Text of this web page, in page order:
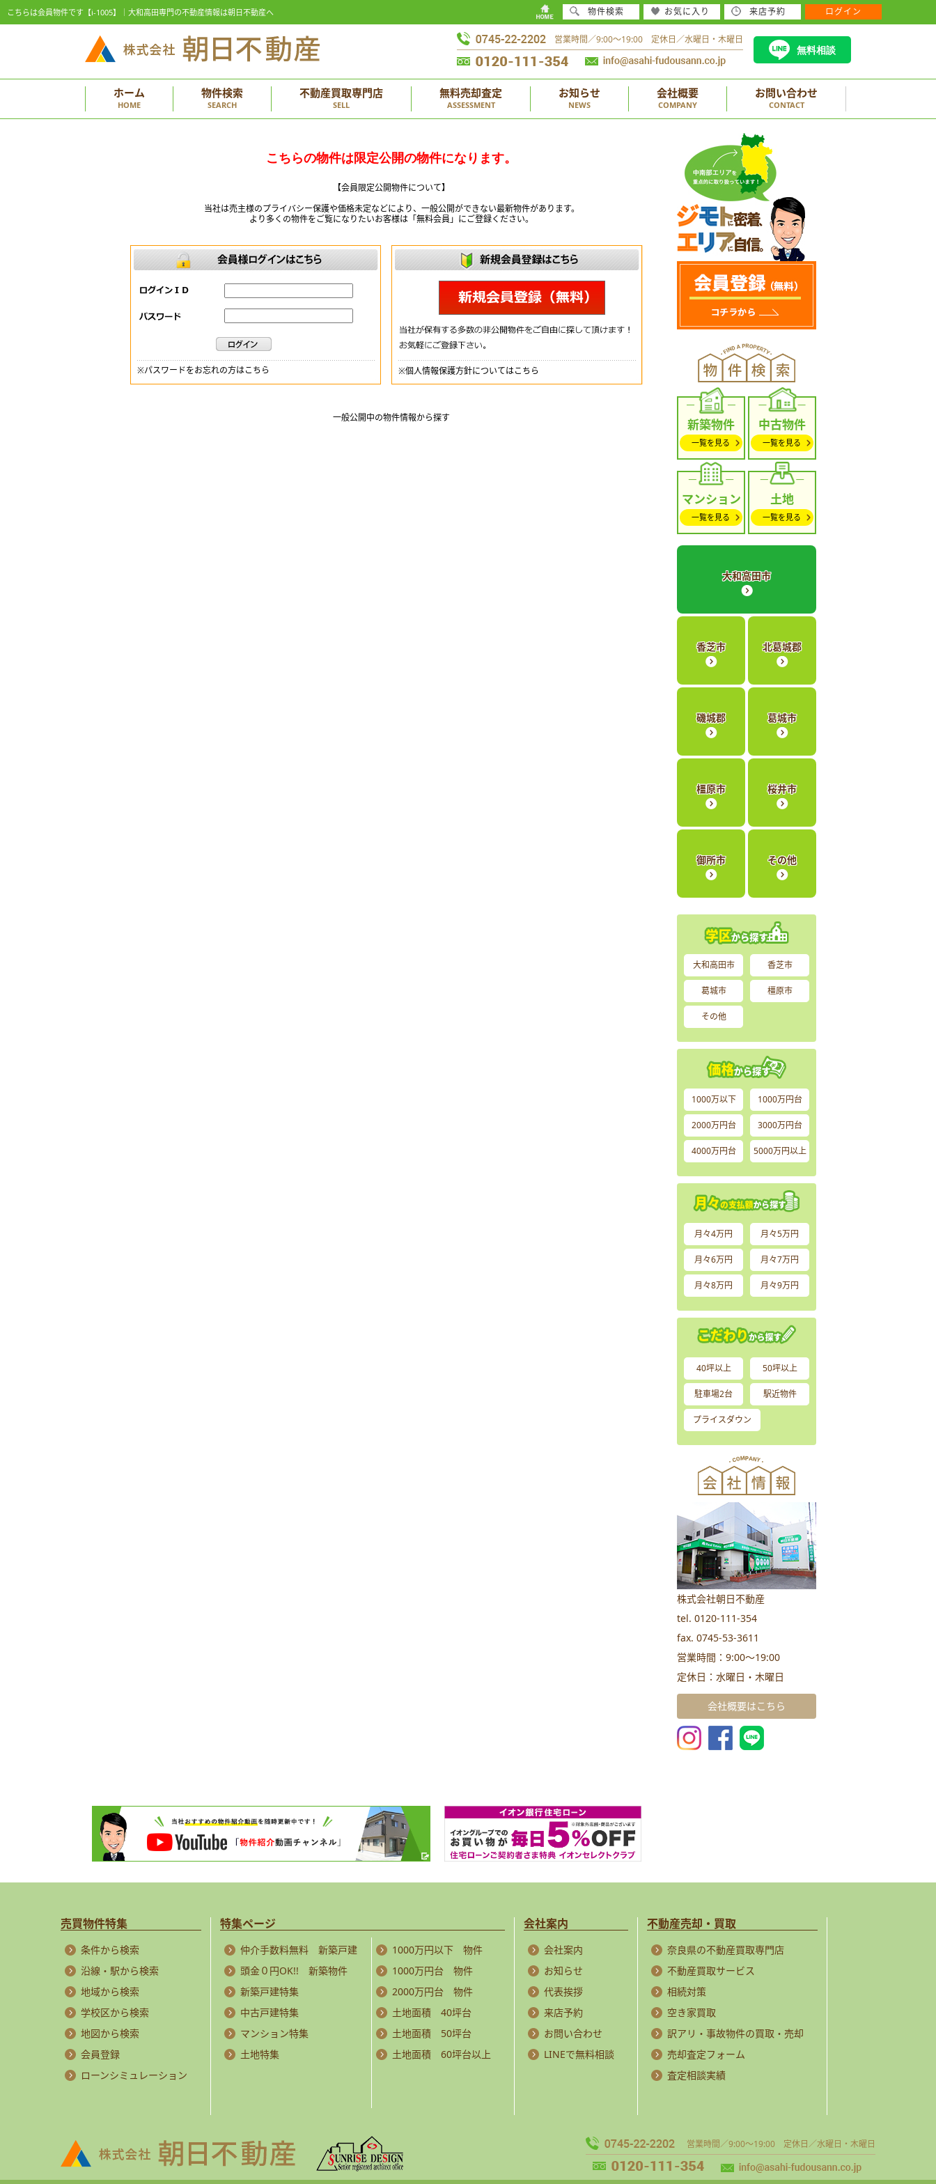
こちらは会員物件です【i-1005】｜大和高田専門の不動産情報は朝日不動産へ
営業時間／9:00～19:00 定休日／水曜日・木曜日
無料相談
ホーム
HOME
物件検索
SEARCH
不動産買取専門店
SELL
無料売却査定
ASSESSMENT
お知らせ
NEWS
会社概要
COMPANY
お問い合わせ
CONTACT
こちらの物件は限定公開の物件になります。
【会員限定公開物件について】
当社は売主様のプライバシー保護や価格未定などにより、一般公開ができない最新物件があります。
より多くの物件をご覧になりたいお客様は「無料会員」にご登録ください。
※パスワードをお忘れの方はこちら ※個人情報保護方針についてはこちら
一般公開中の物件情報から探す 新築物件
一覧を見る
中古物件
一覧を見る
マンション
一覧を見る
土地
一覧を見る
大和高田市
香芝市 北葛城郡
磯城郡 葛城市
橿原市 桜井市
御所市 その他
大和高田市 香芝市
葛城市 橿原市
その他
1000万以下 1000万円台
2000万円台 3000万円台
4000万円台 5000万円以上
月々4万円 月々5万円
月々6万円 月々7万円
月々8万円 月々9万円
40坪以上 50坪以上
駐車場2台 駅近物件
プライスダウン
株式会社朝日不動産
tel. 0120-111-354
fax. 0745-53-3611
営業時間：9:00～19:00
定休日：水曜日・木曜日
会社概要はこちら
売買物件特集
条件から検索
沿線・駅から検索
地域から検索
学校区から検索
地図から検索
会員登録
ローンシミュレーション
特集ページ
仲介手数料無料 新築戸建
頭金０円OK!! 新築物件
新築戸建特集
中古戸建特集
マンション特集
土地特集
1000万円以下 物件
1000万円台 物件
2000万円台 物件
土地面積 40坪台
土地面積 50坪台
土地面積 60坪台以上
会社案内
会社案内
お知らせ
代表挨拶
来店予約
お問い合わせ
LINEで無料相談
不動産売却・買取
奈良県の不動産買取専門店
不動産買取サービス
相続対策
空き家買取
訳アリ・事故物件の買取・売却
売却査定フォーム
査定相談実績
営業時間／9:00～19:00 定休日／水曜日・木曜日
物件検索 お気に入り 来店予約 ログイン